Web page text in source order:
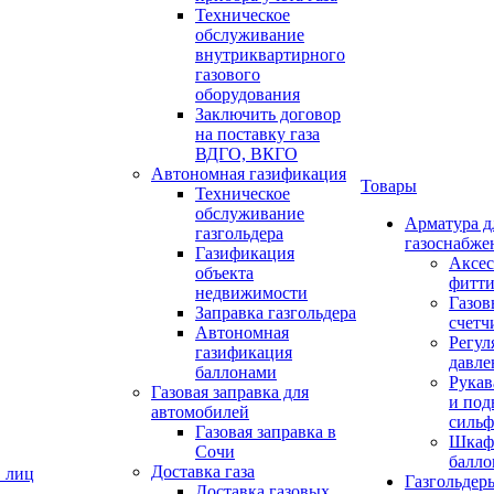
лиц
Техническое
обслуживание
внутриквартирного
газового
оборудования
Заключить договор
на поставку газа
ВДГО, ВКГО
Автономная газификация
Техническое
обслуживание
газгольдера
Газификация
объекта
недвижимости
Заправка газгольдера
Автономная
газификация
баллонами
Газовая заправка для
автомобилей
Газовая заправка в
Сочи
Доставка газа
Товары
Арматура
и